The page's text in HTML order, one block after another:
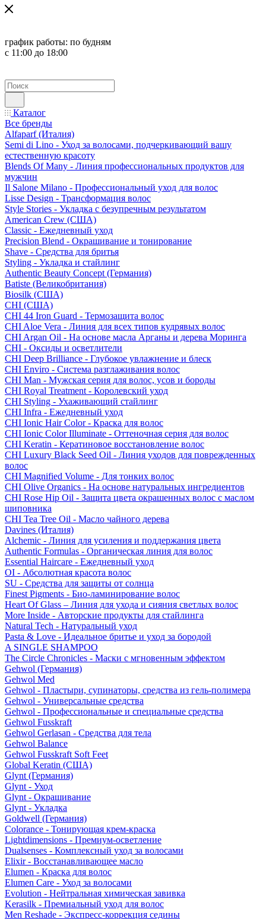
график работы: по будням
с 11:00 до 18:00
Каталог
Все бренды
Alfaparf (Италия)
Semi di Lino - Уход за волосами, подчеркивающий вашу
естественную красоту
Blends Of Many - Линия профессиональных продуктов для
мужчин
Il Salone Milano - Профессиональный уход для волос
Lisse Design - Трансформация волос
Style Stories - Укладка с безупречным результатом
American Crew (США)
Classic - Ежедневный уход
Precision Blend - Окрашивание и тонирование
Shave - Средства для бритья
Styling - Укладка и стайлинг
Authentic Beauty Concept (Германия)
Batiste (Великобритания)
Biosilk (США)
CHI (США)
CHI 44 Iron Guard - Термозащита волос
CHI Aloe Vera - Линия для всех типов кудрявых волос
CHI Argan Oil - На основе масла Арганы и дерева Моринга
CHI - Оксиды и осветлители
CHI Deep Brilliance - Глубокое увлажнение и блеск
CHI Enviro - Система разглаживания волос
CHI Man - Мужская серия для волос, усов и бороды
CHI Royal Treatment - Королевский уход
CHI Styling - Ухаживающий стайлинг
CHI Infra - Ежедневный уход
CHI Ionic Hair Color - Краска для волос
CHI Ionic Color Illuminate - Оттеночная серия для волос
CHI Keratin - Кератиновое восстановление волос
CHI Luxury Black Seed Oil - Линия уходов для поврежденных
волос
CHI Magnified Volume - Для тонких волос
CHI Olive Organics - На основе натуральных ингредиентов
CHI Rose Hip Oil - Защита цвета окрашенных волос с маслом
шиповника
CHI Tea Tree Oil - Масло чайного дерева
Davines (Италия)
Alchemic - Линия для усиления и поддержания цвета
Authentic Formulas - Органическая линия для волос
Essential Haircare - Eжедневный уход
OI - Абсолютная красота волос
SU - Средства для защиты от солнца
Finest Pigments - Био-ламинирование волос
Heart Of Glass – Линия для ухода и сияния светлых волос
More Inside - Авторские продукты для стайлинга
Natural Tech - Натуральный уход
Pasta & Love - Идеальное бритье и уход за бородой
A SINGLE SHAMPOO
The Circle Chronicles - Маски с мгновенным эффектом
Gehwol (Германия)
Gehwol Med
Gehwol - Пластыри, супинаторы, средства из гель-полимера
Gehwol - Универсальные средства
Gehwol - Профессиональные и специальные средства
Gehwol Fusskraft
Gehwol Gerlasan - Средства для тела
Gehwol Balance
Gehwol Fusskraft Soft Feet
Global Keratin (США)
Glynt (Германия)
Glynt - Уход
Glynt - Окрашивание
Glynt - Укладка
Goldwell (Германия)
Colorance - Тонирующая крем-краска
Lightdimensions - Премиум-осветление
Dualsenses - Комплексный уход за волосами
Elixir - Восстанавливающее масло
Elumen - Краска для волос
Elumen Care - Уход за волосами
Evolution - Нейтральная химическая завивка
Kerasilk - Премиальный уход для волос
Men Reshade - Экспресс-коррекция седины